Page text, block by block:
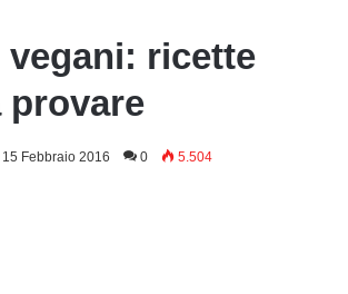
ricette
provare
15 Febbraio 2016 0 5.504